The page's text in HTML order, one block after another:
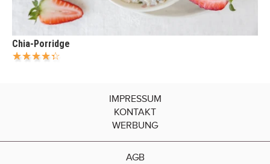
Chia-Porridge
IMPRESSUM
KONTAKT
WERBUNG
AGB